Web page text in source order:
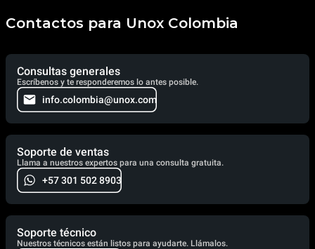
Contactos para Unox Colombia
Consultas generales
Escríbenos y te responderemos lo antes posible.
info.colombia@unox.com
Soporte de ventas
Llama a nuestros expertos para una consulta gratuita.
+57 301 502 8903
Soporte técnico
Nuestros técnicos están listos para ayudarte. Llámalos.